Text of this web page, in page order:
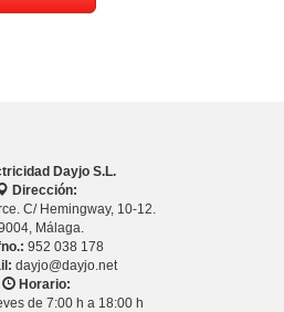
Dayjo S.L.
Dirección:
C/ Hemingway, 10-12.
Málaga.
952 038 178
dayjo@dayjo.net
Horario:
de 7:00 h a 18:00 h